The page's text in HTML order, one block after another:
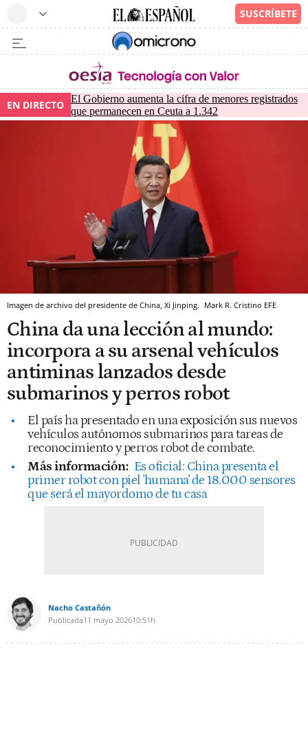
EN DIRECTO El Gobierno aumenta la cifra de menores registrados
que permanecen en Ceuta a 1.342
Imagen de archivo del presidente de China, Xi Jinping. Mark R. Cristino EFE
China da una lección al mundo:
incorpora a su arsenal vehículos
antiminas lanzados desde
submarinos y perros robot
El país ha presentado en una exposición sus nuevos
vehículos autónomos submarinos para tareas de
reconocimiento y perros robot de combate.
Más información: Es oficial: China presenta el
primer robot con piel 'humana' de 18.000 sensores
que será el mayordomo de tu casa
Nacho Castañón
Publicada11 mayo 202610:51h